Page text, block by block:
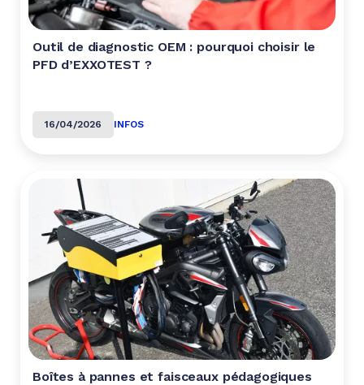
Outil de diagnostic OEM : pourquoi choisir le
PFD d’EXXOTEST ?
16/04/2026 INFOS
Boîtes à pannes et faisceaux pédagogiques